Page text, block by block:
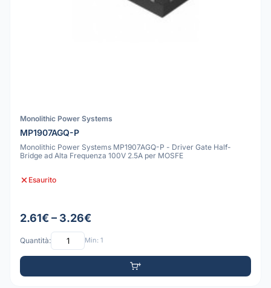
Monolithic Power Systems
MP1907AGQ-P
Monolithic Power Systems MP1907AGQ-P - Driver Gate Half-
Bridge ad Alta Frequenza 100V 2.5A per MOSFE
Esaurito
2.61€ – 3.26€
Quantità: Min: 1